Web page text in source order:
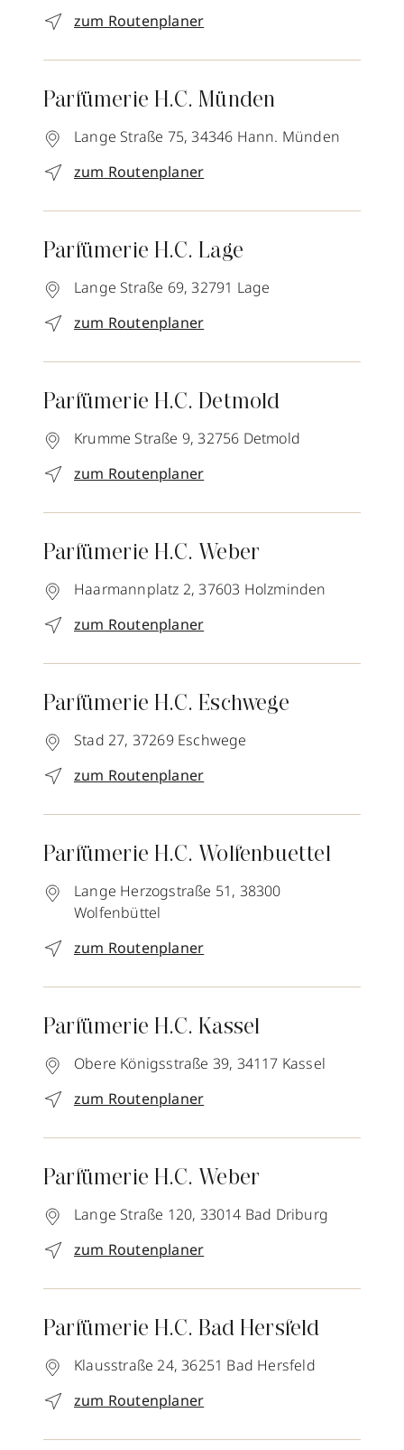
zum Routenplaner
Parfümerie H.C. Münden
Lange Straße 75, 34346 Hann. Münden
zum Routenplaner
Parfümerie H.C. Lage
Lange Straße 69, 32791 Lage
zum Routenplaner
Parfümerie H.C. Detmold
Krumme Straße 9, 32756 Detmold
zum Routenplaner
Parfümerie H.C. Weber
Haarmannplatz 2, 37603 Holzminden
zum Routenplaner
Parfümerie H.C. Eschwege
Stad 27, 37269 Eschwege
zum Routenplaner
Parfümerie H.C. Wolfenbuettel
Lange Herzogstraße 51, 38300
Wolfenbüttel
zum Routenplaner
Parfümerie H.C. Kassel
Obere Königsstraße 39, 34117 Kassel
zum Routenplaner
Parfümerie H.C. Weber
Lange Straße 120, 33014 Bad Driburg
zum Routenplaner
Parfümerie H.C. Bad Hersfeld
Klausstraße 24, 36251 Bad Hersfeld
zum Routenplaner